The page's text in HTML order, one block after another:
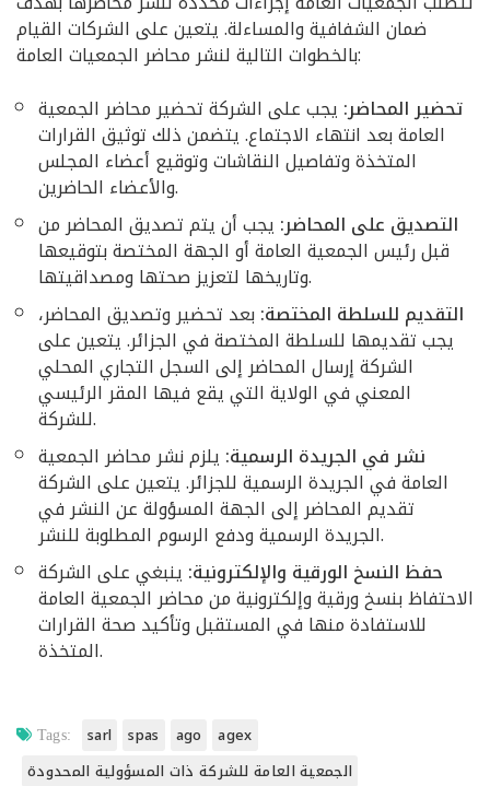
ضمان الشفافية والمساءلة. يتعين على الشركات القيام
بالخطوات التالية لنشر محاضر الجمعيات العامة:
تحضير المحاضر: يجب على الشركة تحضير محاضر الجمعية
العامة بعد انتهاء الاجتماع. يتضمن ذلك توثيق القرارات
المتخذة وتفاصيل النقاشات وتوقيع أعضاء المجلس
والأعضاء الحاضرين.
التصديق على المحاضر: يجب أن يتم تصديق المحاضر من
قبل رئيس الجمعية العامة أو الجهة المختصة بتوقيعها
وتاريخها لتعزيز صحتها ومصداقيتها.
التقديم للسلطة المختصة: بعد تحضير وتصديق المحاضر،
يجب تقديمها للسلطة المختصة في الجزائر. يتعين على
الشركة إرسال المحاضر إلى السجل التجاري المحلي
المعني في الولاية التي يقع فيها المقر الرئيسي
للشركة.
نشر في الجريدة الرسمية: يلزم نشر محاضر الجمعية
العامة في الجريدة الرسمية للجزائر. يتعين على الشركة
تقديم المحاضر إلى الجهة المسؤولة عن النشر في
الجريدة الرسمية ودفع الرسوم المطلوبة للنشر.
حفظ النسخ الورقية والإلكترونية: ينبغي على الشركة
الاحتفاظ بنسخ ورقية وإلكترونية من محاضر الجمعية العامة
للاستفادة منها في المستقبل وتأكيد صحة القرارات
المتخذة.
Tags: sarl spas ago
agex
الجمعية العامة للشركة ذات المسؤولية المحدودة